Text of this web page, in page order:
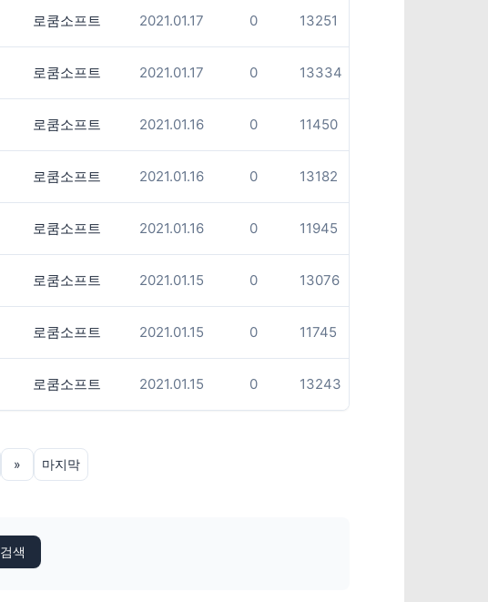
로쿰소프트 2021.01.17 0 13251
로쿰소프트 2021.01.17 0 13334
로쿰소프트 2021.01.16 0 11450
로쿰소프트 2021.01.16 0 13182
로쿰소프트 2021.01.16 0 11945
로쿰소프트 2021.01.15 0 13076
로쿰소프트 2021.01.15 0 11745
로쿰소프트 2021.01.15 0 13243
» 마지막
검색